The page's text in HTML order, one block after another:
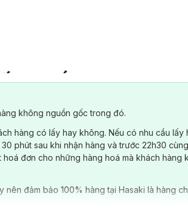
không nguồn gốc trong đó.
hàng có lấy hay không. Nếu có nhu cầu lấy
phút sau khi nhận hàng và trước 22h30
đơn cho những hàng hoá mà khách hàng
đảm bảo 100% hàng tại Hasaki là hàng